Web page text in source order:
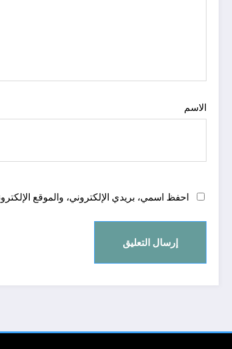
الاسم
احفظ اسمي، بريدي الإلكتروني، والموقع